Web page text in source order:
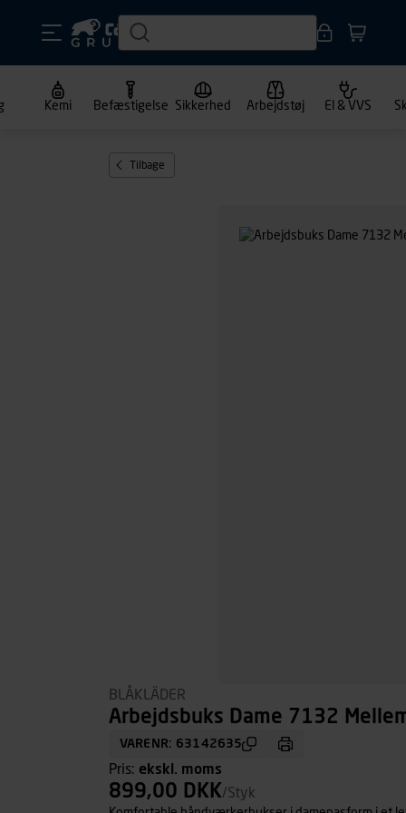
Kemi Befæstigelse Sikkerhed Arbejdstøj El & VVS
Tilbage
BLÅKLÄDER
Arbejdsbuks Dame 7132
VARENR: 63142635
Pris: ekskl. moms
899,00 DKK/Styk